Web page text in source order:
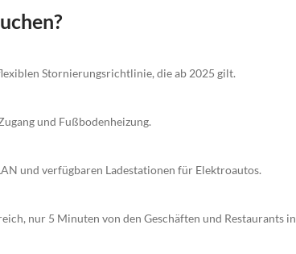
Stornierungsrichtlinie, die ab 2025 gilt.
und Fußbodenheizung.
und verfügbaren Ladestationen für Elektroautos.
nur 5 Minuten von den Geschäften und Restaurants in